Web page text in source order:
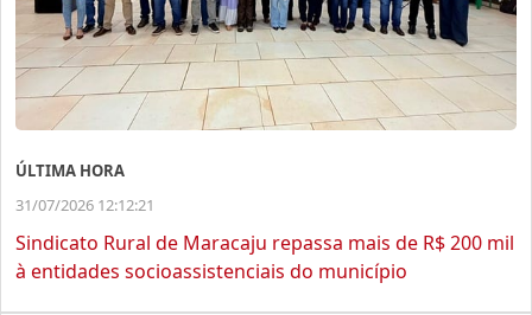
ÚLTIMA HORA
31/07/2026 12:12:21
Sindicato Rural de Maracaju repassa mais de R$ 200 mil
à entidades socioassistenciais do município